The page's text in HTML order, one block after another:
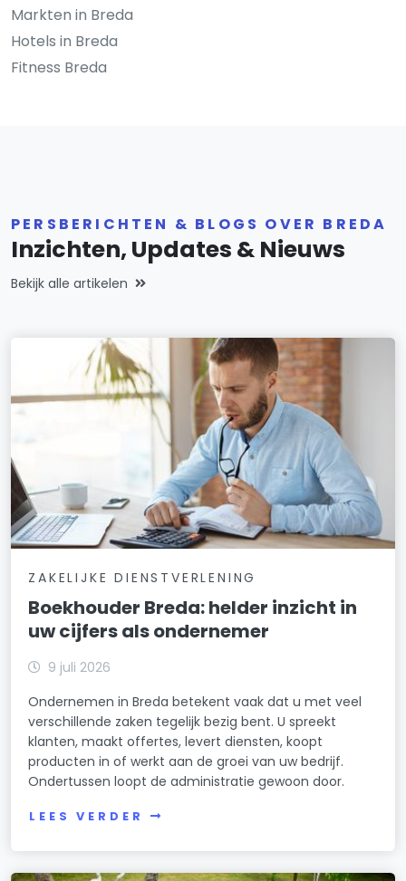
Markten in Breda
Hotels in Breda
Fitness Breda
PERSBERICHTEN & BLOGS OVER BREDA
Inzichten, Updates & Nieuws
Bekijk alle artikelen
ZAKELIJKE DIENSTVERLENING
Boekhouder Breda: helder inzicht in
uw cijfers als ondernemer
9 juli 2026
Ondernemen in Breda betekent vaak dat u met veel
verschillende zaken tegelijk bezig bent. U spreekt
klanten, maakt offertes, levert diensten, koopt
producten in of werkt aan de groei van uw bedrijf.
Ondertussen loopt de administratie gewoon door.
LEES VERDER